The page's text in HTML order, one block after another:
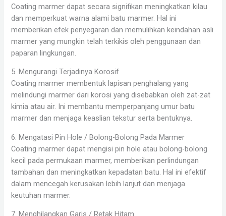
Coating marmer dapat secara signifikan meningkatkan kilau
dan memperkuat warna alami batu marmer. Hal ini
memberikan efek penyegaran dan memulihkan keindahan asli
marmer yang mungkin telah terkikis oleh penggunaan dan
paparan lingkungan.
5. Mengurangi Terjadinya Korosif
Coating marmer membentuk lapisan penghalang yang
melindungi marmer dari korosi yang disebabkan oleh zat-zat
kimia atau air. Ini membantu memperpanjang umur batu
marmer dan menjaga keaslian tekstur serta bentuknya.
6. Mengatasi Pin Hole / Bolong-Bolong Pada Marmer
Coating marmer dapat mengisi pin hole atau bolong-bolong
kecil pada permukaan marmer, memberikan perlindungan
tambahan dan meningkatkan kepadatan batu. Hal ini efektif
dalam mencegah kerusakan lebih lanjut dan menjaga
keutuhan marmer.
7. Menghilangkan Garis / Retak Hitam